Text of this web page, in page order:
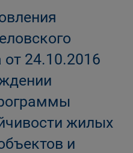
от 24.10.2016
жилых
и